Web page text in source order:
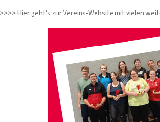
>>>> Hier geht's zur Vereins-Website mit vielen